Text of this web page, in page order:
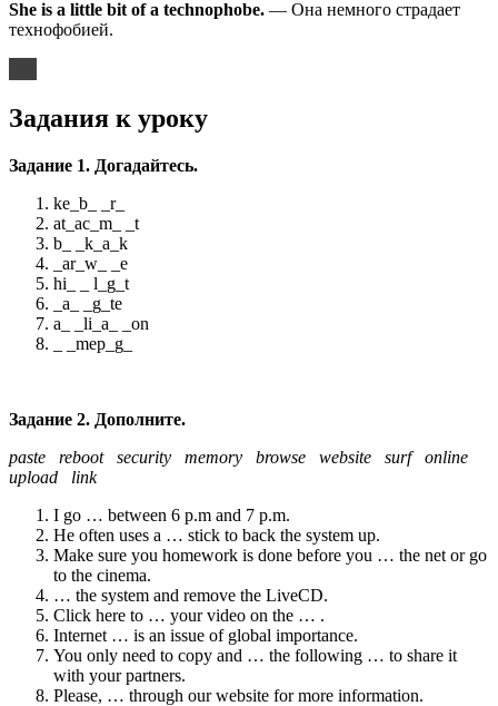
She is a little bit of a technophobe. — Она немного страдает
технофобией.
Задания к уроку
Задание 1. Догадайтесь.
ke_b_ _r_
at_ac_m_ _t
b_ _k_a_k
_ar_w_ _e
hi_ _ l_g_t
_a_ _g_te
a_ _li_a_ _on
_ _mep_g_
Задание 2. Дополните.
paste reboot security memory browse website surf online
upload link
I go … between 6 p.m and 7 p.m.
He often uses a … stick to back the system up.
Make sure you homework is done before you … the net or go
to the cinema.
… the system and remove the LiveCD.
Click here to … your video on the … .
Internet … is an issue of global importance.
You only need to copy and … the following … to share it
with your partners.
Please, … through our website for more information.